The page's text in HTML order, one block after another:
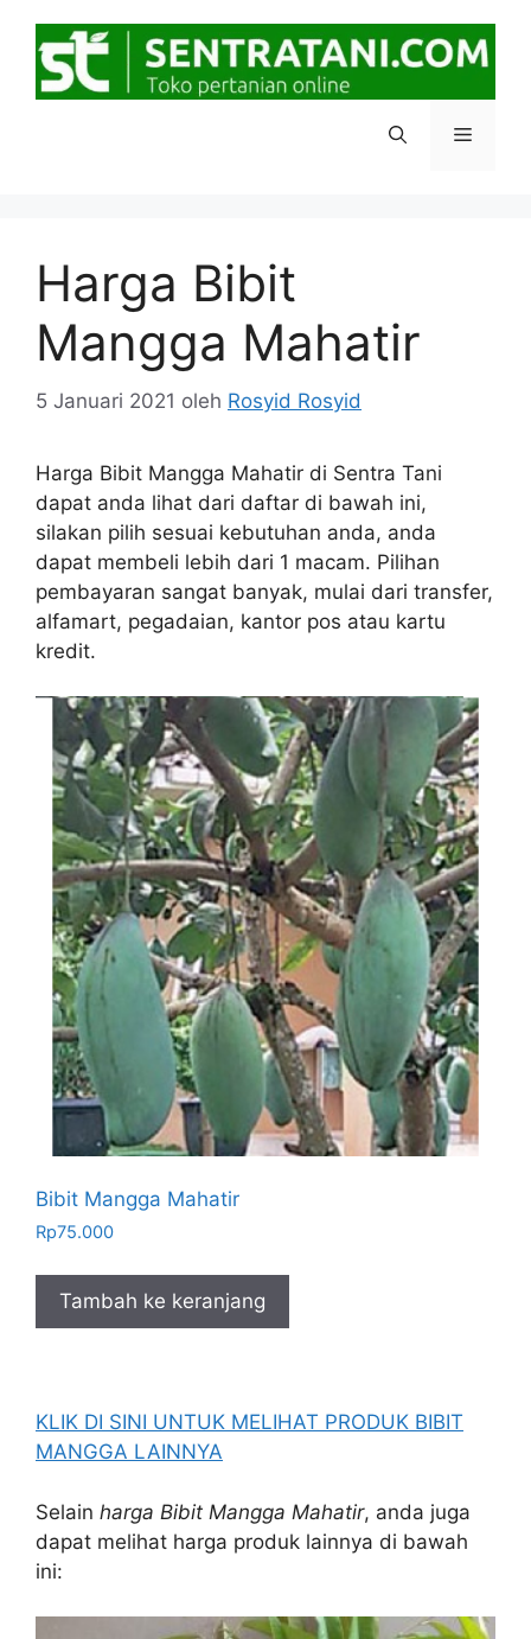
Menu
Harga Bibit
Mangga Mahatir
5 Januari 2021 oleh Rosyid Rosyid
Harga Bibit Mangga Mahatir di Sentra Tani
dapat anda lihat dari daftar di bawah ini,
silakan pilih sesuai kebutuhan anda, anda
dapat membeli lebih dari 1 macam. Pilihan
pembayaran sangat banyak, mulai dari transfer,
alfamart, pegadaian, kantor pos atau kartu
kredit.
Bibit Mangga Mahatir
Rp75.000
Tambah ke keranjang
KLIK DI SINI UNTUK MELIHAT PRODUK BIBIT
MANGGA LAINNYA
Selain harga Bibit Mangga Mahatir, anda juga
dapat melihat harga produk lainnya di bawah
ini: